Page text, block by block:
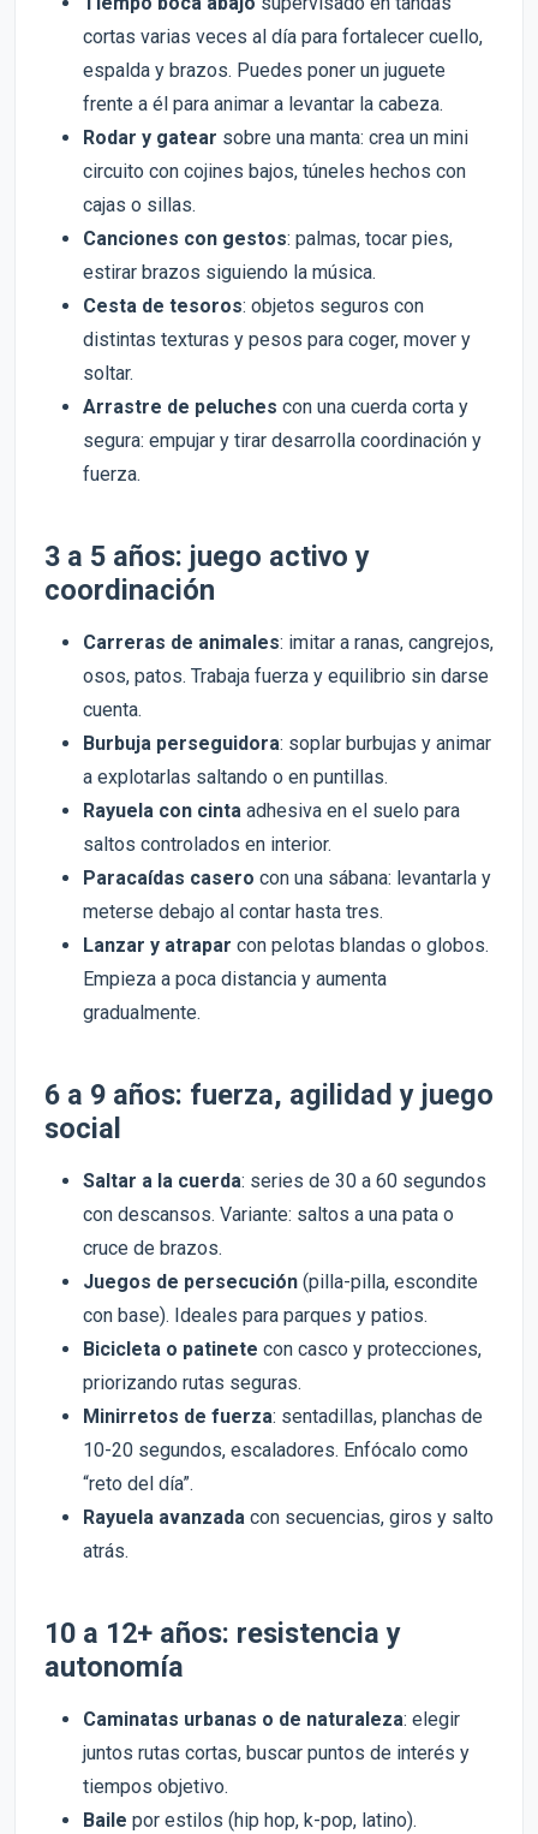
cortas varias veces al día para fortalecer cuello,
espalda y brazos. Puedes poner un juguete
frente a él para animar a levantar la cabeza.
Rodar y gatear sobre una manta: crea un mini
circuito con cojines bajos, túneles hechos con
cajas o sillas.
Canciones con gestos: palmas, tocar pies,
estirar brazos siguiendo la música.
Cesta de tesoros: objetos seguros con
distintas texturas y pesos para coger, mover y
soltar.
Arrastre de peluches con una cuerda corta y
segura: empujar y tirar desarrolla coordinación y
fuerza.
3 a 5 años: juego activo y
coordinación
Carreras de animales: imitar a ranas, cangrejos,
osos, patos. Trabaja fuerza y equilibrio sin darse
cuenta.
Burbuja perseguidora: soplar burbujas y animar
a explotarlas saltando o en puntillas.
Rayuela con cinta adhesiva en el suelo para
saltos controlados en interior.
Paracaídas casero con una sábana: levantarla y
meterse debajo al contar hasta tres.
Lanzar y atrapar con pelotas blandas o globos.
Empieza a poca distancia y aumenta
gradualmente.
6 a 9 años: fuerza, agilidad y juego
social
Saltar a la cuerda: series de 30 a 60 segundos
con descansos. Variante: saltos a una pata o
cruce de brazos.
Juegos de persecución (pilla-pilla, escondite
con base). Ideales para parques y patios.
Bicicleta o patinete con casco y protecciones,
priorizando rutas seguras.
Minirretos de fuerza: sentadillas, planchas de
10-20 segundos, escaladores. Enfócalo como
“reto del día”.
Rayuela avanzada con secuencias, giros y salto
atrás.
10 a 12+ años: resistencia y
autonomía
Caminatas urbanas o de naturaleza: elegir
juntos rutas cortas, buscar puntos de interés y
tiempos objetivo.
Baile por estilos (hip hop, k-pop, latino).